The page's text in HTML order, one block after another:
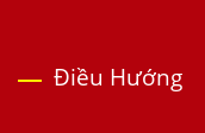
Điều Hướng